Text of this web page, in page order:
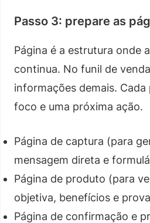
Passo 3: prepare as
Página é a estrutura onde
continua. No funil de
informações demais.
foco e uma próxima ação.
Página de captura (para
mensagem direta e
Página de produto (para
objetiva, benefícios e
Página de confirmação e